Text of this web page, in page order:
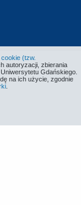
(tzw.
autoryzacji, zbierania
Gdańskiego.
na ich użycie, zgodnie